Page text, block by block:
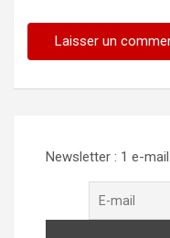
Newsletter : 1 e-